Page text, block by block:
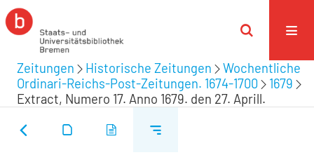
Zeitungen Historische Zeitungen
Wochentliche
Ordinari-Reichs-Post-Zeitungen. 1674-1700
1679
Extract, Numero 17. Anno 1679. den 27. Aprill.